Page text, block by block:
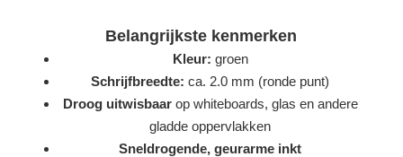
Belangrijkste kenmerken
Kleur: groen
Schrijfbreedte: ca. 2.0 mm (ronde punt)
Droog uitwisbaarop whiteboards, glas en andere
gladde oppervlakken
Sneldrogende, geurarme inkt